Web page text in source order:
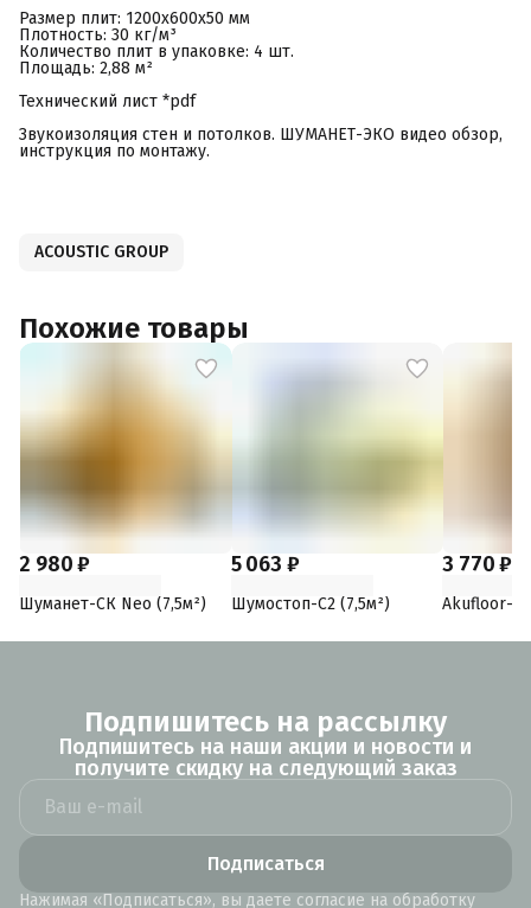
Размер плит: 1200х600х50 мм
Плотность: 30 кг/м³
Количество плит в упаковке: 4 шт.
Площадь: 2,88 м²
Технический лист *pdf
Звукоизоляция стен и потолков. ШУМАНЕТ-ЭКО видео обзор,
инструкция по монтажу.
ACOUSTIC GROUP
Похожие товары
2 980 ₽
Шуманет-СК Neo (7,5м²)
5 063 ₽
Шумостоп-С2 (7,5м²)
3 770 ₽
Akufloor-
Подпишитесь на рассылку
Подпишитесь на наши акции и новости и
получите скидку на следующий заказ
Подписаться
Нажимая «Подписаться», вы даете согласие на обработку